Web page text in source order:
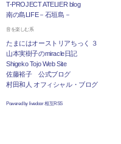
T-PROJECT ATELIER blog
南の島LIFE－石垣島－
音を楽しむ系
たまにはオーストリアちっく ３
山本実樹子のmiracle日記
Shigeko Tojo Web Site
佐藤裕子 公式ブログ
村田和人 オフィシャル・ブログ
Powered by livedoor 相互RSS